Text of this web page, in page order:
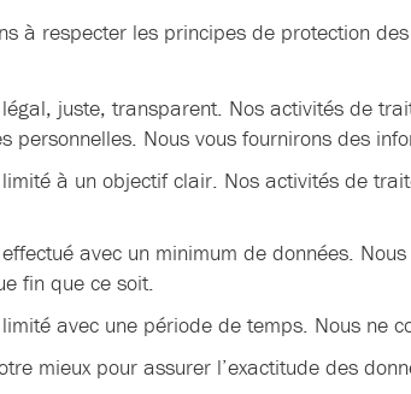
à respecter les principes de protection
juste, transparent. Nos activités de
personnelles. Nous vous fournirons des
à un objectif clair. Nos activités de
avec un minimum de données.
fin que ce soit.
avec une période de temps. Nous ne
mieux pour assurer l’exactitude des